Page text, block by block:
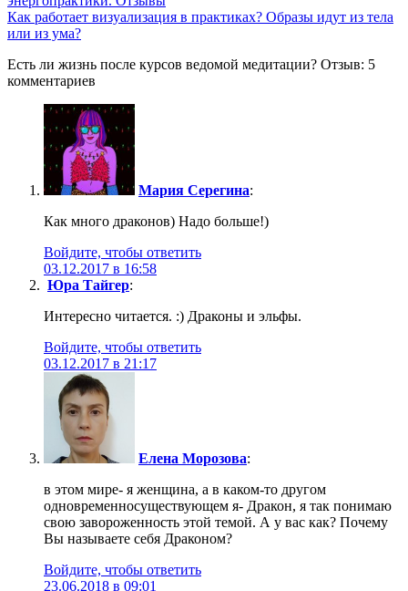
Как работает визуализация в практиках? Образы идут из тела
или из ума?
Есть ли жизнь после курсов ведомой медитации? Отзыв: 5
комментариев
Мария Серегина:
Как много драконов) Надо больше!)
Войдите, чтобы ответить
03.12.2017 в 16:58
Юра Тайгер:
Интересно читается. :) Драконы и эльфы.
Войдите, чтобы ответить
03.12.2017 в 21:17
Елена Морозова:
в этом мире- я женщина, а в каком-то другом
одновременносуществующем я- Дракон, я так понимаю
свою завороженность этой темой. А у вас как? Почему
Вы называете себя Драконом?
Войдите, чтобы ответить
23.06.2018 в 09:01